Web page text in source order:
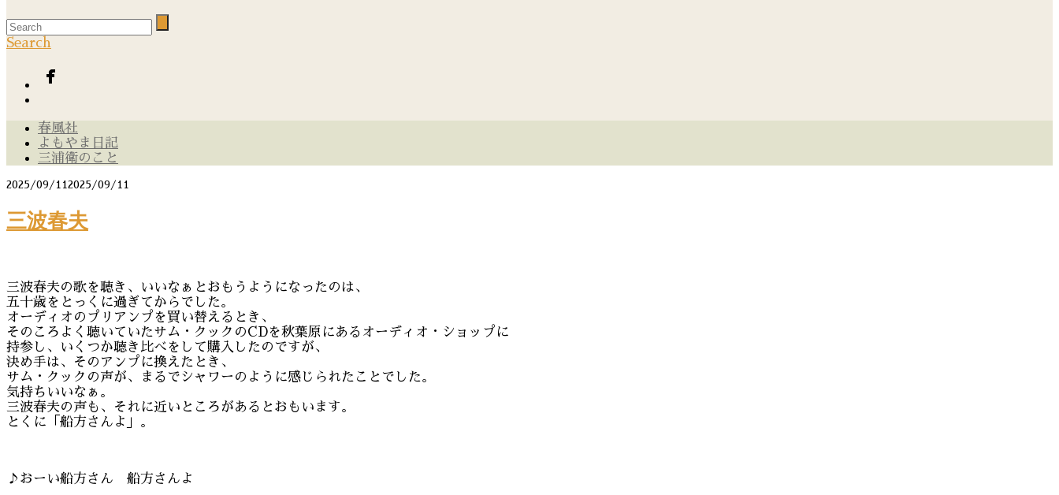
Search
春風社
よもやま日記
三浦衛のこと
2025/09/11 2025/09/11
三波春夫
三波春夫の歌を聴き、いいなぁとおもうようになったのは、
五十歳をとっくに過ぎてからでした。
オーディオのプリアンプを買い替えるとき、
そのころよく聴いていたサム・クックのCDを秋葉原にあるオーディオ・ショップに
持参し、いくつか聴き比べをして購入したのですが、
決め手は、そのアンプに換えたとき、
サム・クックの声が、まるでシャワーのように感じられたことでした。
気持ちいいなぁ。
三波春夫の声も、それに近いところがあるとおもいます。
とくに「船方さんよ」。
♪おーい船方さん 船方さんよ